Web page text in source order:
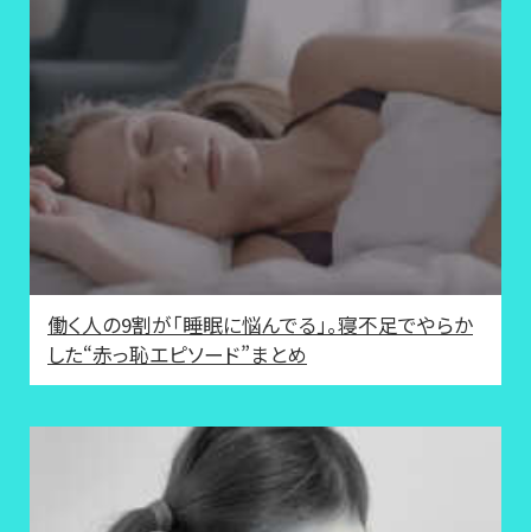
働く人の9割が「睡眠に悩んでる」。寝不足でやらか
した“赤っ恥エピソード”まとめ